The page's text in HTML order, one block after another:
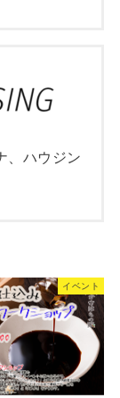
、ハウジン
イベント